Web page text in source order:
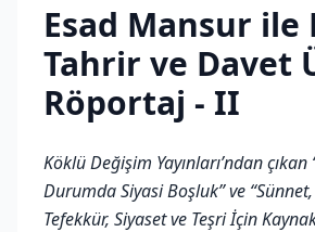
Esad Mansur ile
Tahrir ve Davet
Röportaj - II
Köklü Değişim Yayınları’ndan çıkan
Durumda Siyasi Boşluk” ve
Tefekkür, Siyaset ve Teşri İçin